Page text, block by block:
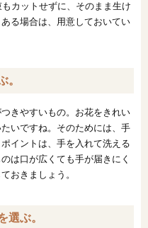
カットせずに、そのまま生け
る場合は、用意しておいてい
。
きやすいもの。お花をきれい
いですね。そのためには、手
イントは、手を入れて洗える
は口が広くても手が届きにく
おきましょう。
選ぶ。